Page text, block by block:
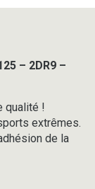
– 2DR9 –
qualité !
extrêmes.
de la